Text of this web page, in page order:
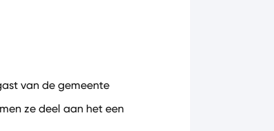
van de gemeente
ze deel aan het een